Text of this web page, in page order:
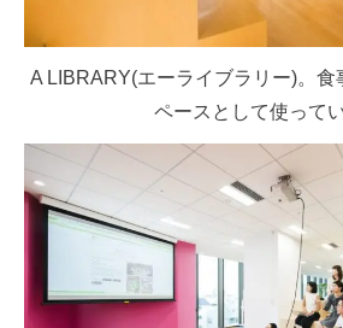
A LIBRARY(エーライブラリー)。食
ペースとして使ってい